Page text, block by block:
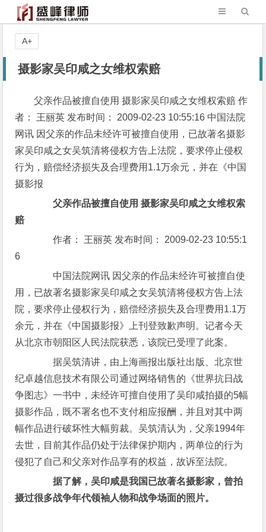
摄影家吴印咸之女维权索赔
父亲作品被擅自使用 摄影家吴印咸之女维权索赔 作
者： 王丽英 发布时间： 2009-02-23 10:55:16 中国法院
网讯 因父亲的作品未经许可被擅自使用，已故著名摄影
家吴印咸之女吴筑清将侵权方告上法院，要求停止侵权
行为，赔偿经济损失及合理费用1.1万余元，并在《中国
摄影报
父亲作品被擅自使用 摄影家吴印咸之女维权索
赔
作者： 王丽英 发布时间： 2009-02-23 10:55:1
6
中国法院网讯 因父亲的作品未经许可被擅自使
用，已故著名摄影家吴印咸之女吴筑清将侵权方告上法
院，要求停止侵权行为，赔偿经济损失及合理费用1.1万
余元，并在《中国摄影报》上刊登致歉声明。记者今天
从北京市朝阳区人民法院获悉，该院已受理了此案。
据吴筑清讲，由上海画报出版社出版、北京世
纪卓越信息技术有限公司通过网络销售的《世界抗日战
争图志》一书中，未经许可擅自使用了吴印咸拍摄的5幅
摄影作品，既不署名也不支付相应报酬，并且对其中两
幅作品进行破坏性大幅剪裁。吴筑清认为，父亲1994年
去世，目前其作品仍处于法律保护期内，两单位的行为
侵犯了自己和父亲对作品享有的权益，故诉至法院。
据了解，吴印咸是我国已故著名摄影家，曾拍
摄过很多战争年代领袖人物和战争场面的照片。
A+